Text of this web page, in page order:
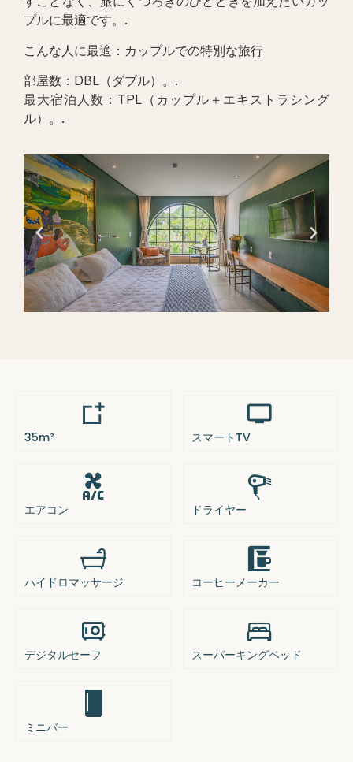
プルに最適です。.
こんな人に最適：カップルでの特別な旅行
部屋数：DBL（ダブル）。.
最大宿泊人数：TPL（カップル＋エキストラシング
ル）。.
35m² スマートTV
エアコン ドライヤー
ハイドロマッサージ コーヒーメーカー
デジタルセーフ スーパーキングベッド
ミニバー